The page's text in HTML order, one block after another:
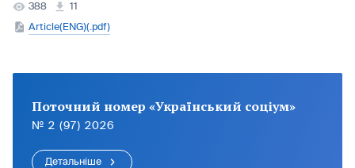
388
11
Article(ENG)(.pdf)
Поточний номер «Український соціум»
№ 2 (97) 2026
Детальніше